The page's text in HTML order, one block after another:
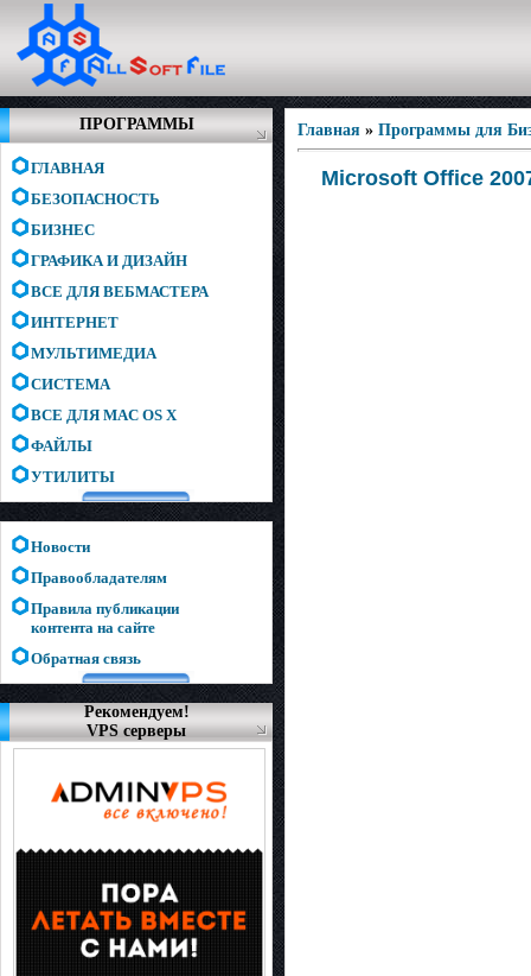
ПРОГРАММЫ
ГЛАВНАЯ
БЕЗОПАСНОСТЬ
БИЗНЕС
ГРАФИКА И ДИЗАЙН
ВСЕ ДЛЯ ВЕБМАСТЕРА
ИНТЕРНЕТ
МУЛЬТИМЕДИА
СИСТЕМА
ВСЕ ДЛЯ MAC OS X
ФАЙЛЫ
УТИЛИТЫ
Новости
Правообладателям
Правила публикации
контента на сайте
Обратная связь
Рекомендуем!
VPS серверы
Главная » Программы для
Microsoft Office